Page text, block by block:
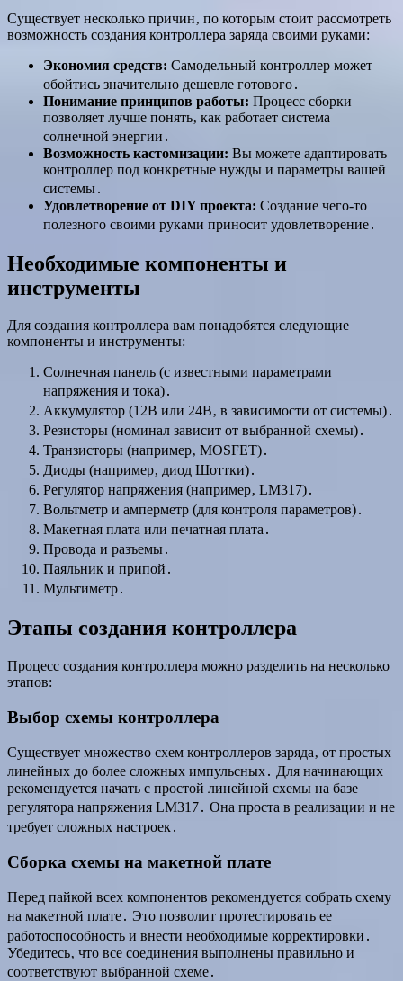
Существует несколько причин‚ по которым стоит рассмотреть
возможность создания контроллера заряда своими руками:
Экономия средств: Самодельный контроллер может
обойтись значительно дешевле готового․
Понимание принципов работы: Процесс сборки
позволяет лучше понять‚ как работает система
солнечной энергии․
Возможность кастомизации: Вы можете адаптировать
контроллер под конкретные нужды и параметры вашей
системы․
Удовлетворение от DIY проекта: Создание чего-то
полезного своими руками приносит удовлетворение․
Необходимые компоненты и
инструменты
Для создания контроллера вам понадобятся следующие
компоненты и инструменты:
Солнечная панель (с известными параметрами
напряжения и тока)․
Аккумулятор (12В или 24В‚ в зависимости от системы)․
Резисторы (номинал зависит от выбранной схемы)․
Транзисторы (например‚ MOSFET)․
Диоды (например‚ диод Шоттки)․
Регулятор напряжения (например‚ LM317)․
Вольтметр и амперметр (для контроля параметров)․
Макетная плата или печатная плата․
Провода и разъемы․
Паяльник и припой․
Мультиметр․
Этапы создания контроллера
Процесс создания контроллера можно разделить на несколько
этапов:
Выбор схемы контроллера
Существует множество схем контроллеров заряда‚ от простых
линейных до более сложных импульсных․ Для начинающих
рекомендуется начать с простой линейной схемы на базе
регулятора напряжения LM317․ Она проста в реализации и не
требует сложных настроек․
Сборка схемы на макетной плате
Перед пайкой всех компонентов рекомендуется собрать схему
на макетной плате․ Это позволит протестировать ее
работоспособность и внести необходимые корректировки․
Убедитесь‚ что все соединения выполнены правильно и
соответствуют выбранной схеме․